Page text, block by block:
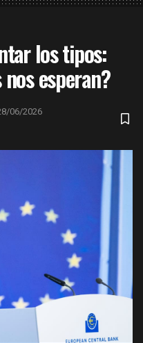
los tipos:
esperan?
06/2026